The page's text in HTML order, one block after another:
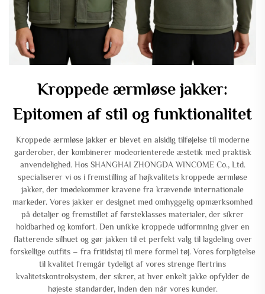
Kroppede ærmløse jakker:
Epitomen af stil og funktionalitet
Kroppede ærmløse jakker er blevet en alsidig tilføjelse til moderne
garderober, der kombinerer modeorienterede æstetik med praktisk
anvendelighed. Hos SHANGHAI ZHONGDA WINCOME Co., Ltd.
specialiserer vi os i fremstilling af højkvalitets kroppede ærmløse
jakker, der imødekommer kravene fra krævende internationale
markeder. Vores jakker er designet med omhyggelig opmærksomhed
på detaljer og fremstillet af førsteklasses materialer, der sikrer
holdbarhed og komfort. Den unikke kroppede udformning giver en
flatterende silhuet og gør jakken til et perfekt valg til lagdeling over
forskellige outfits – fra fritidstøj til mere formel tøj. Vores forpligtelse
til kvalitet fremgår tydeligt af vores strenge flertrins
kvalitetskontrolsystem, der sikrer, at hver enkelt jakke opfylder de
højeste standarder, inden den når vores kunder.